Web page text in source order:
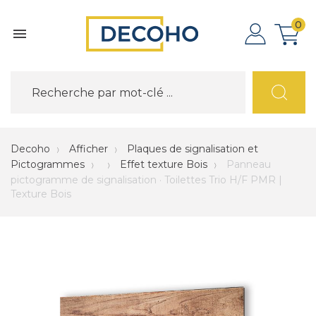

0
Decoho Afficher
Plaques de signalisation et
Pictogrammes
Effet texture Bois
Panneau
pictogramme de signalisation · Toilettes Trio H/F PMR |
Texture Bois